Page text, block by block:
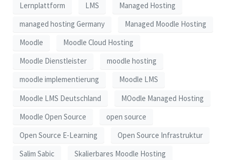
Lernplattform
LMS
Managed Hosting
managed hosting Germany
Managed Moodle Hosting
Moodle
Moodle Cloud Hosting
Moodle Dienstleister
moodle hosting
moodle implementierung
Moodle LMS
Moodle LMS Deutschland
MOodle Managed Hosting
Moodle Open Source
open source
Open Source E-Learning
Open Source Infrastruktur
Salim Sabic
Skalierbares Moodle Hosting